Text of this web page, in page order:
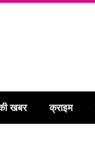
खबर क्राइम